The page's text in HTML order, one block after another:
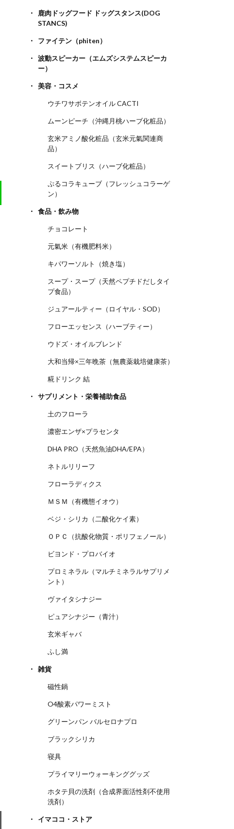
鹿肉ドッグフード ドッグスタンス(DOG
STANCS)
ファイテン（phiten）
波動スピーカー（エムズシステムスピーカ
ー）
美容・コスメ
ウチワサボテンオイル CACTI
ムーンピーチ（沖縄月桃ハーブ化粧品）
玄米アミノ酸化粧品（玄米元氣関連商
品）
スイートブリス（ハーブ化粧品）
ぷるコラキューブ（フレッシュコラーゲ
ン）
食品・飲み物
チョコレート
元氣米（有機肥料米）
キパワーソルト（焼き塩）
スープ・スープ（天然ペプチドだしタイ
プ食品）
ジュアールティー（ロイヤル・SOD）
フローエッセンス（ハーブティー）
ウドズ・オイルブレンド
大和当帰×三年晩茶（無農薬栽培健康茶）
糀ドリンク 結
サプリメント・栄養補助食品
土のフローラ
濃密エンザ×プラセンタ
DHA PRO（天然魚油DHA/EPA）
ネトルリリーフ
フローラディクス
ＭＳＭ（有機態イオウ）
ベジ・シリカ（二酸化ケイ素）
ＯＰＣ（抗酸化物質・ポリフェノール）
ビヨンド・プロバイオ
プロミネラル（マルチミネラルサプリメ
ント）
ヴァイタシナジー
ピュアシナジー（青汁）
玄米ギャバ
ふし満
雑貨
磁性鍋
O4酸素パワーミスト
グリーンパン バルセロナプロ
ブラックシリカ
寝具
プライマリーウォーキンググッズ
ホタテ貝の洗剤（合成界面活性剤不使用
洗剤）
イマココ・ストア